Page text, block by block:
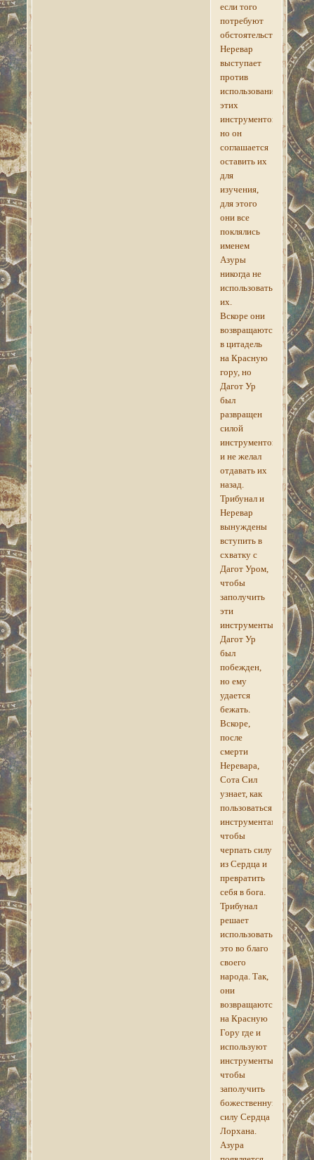
если того
потребуют
обстоятельства.
Неревар
выступает
против
использования
этих
инструментов,
но он
соглашается
оставить их
для
изучения,
для этого
они все
поклялись
именем
Азуры
никогда не
использовать
их.
Вскоре они
возвращаются
в цитадель
на Красную
гору, но
Дагот Ур
был
развращен
силой
инструментов
и не желал
отдавать их
назад.
Трибунал и
Неревар
вынуждены
вступить в
схватку с
Дагот Уром,
чтобы
заполучить
эти
инструменты.
Дагот Ур
был
побежден,
но ему
удается
бежать.
Вскоре,
после
смерти
Неревара,
Сота Сил
узнает, как
пользоваться
инструментами
чтобы
черпать силу
из Сердца и
превратить
себя в бога.
Трибунал
решает
использовать
это во благо
своего
народа. Так,
они
возвращаются
на Красную
Гору где и
используют
инструменты,
чтобы
заполучить
божественную
силу Сердца
Лорхана.
Азура